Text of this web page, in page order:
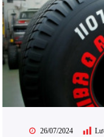
26/07/2024